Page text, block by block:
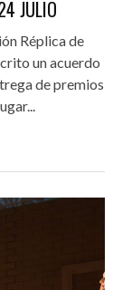
JULIO
Réplica de
un acuerdo
de premios